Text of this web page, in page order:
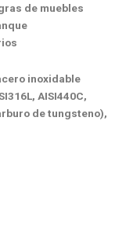
de muebles
inoxidable
AISI440C,
de tungsteno),